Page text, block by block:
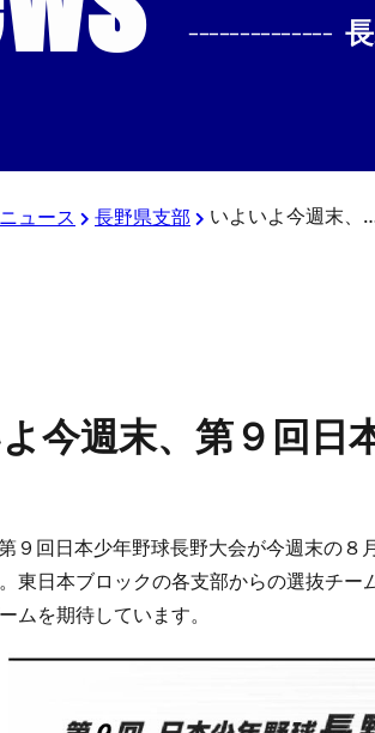
--------------
ュース 長野県支部 いよいよ今週末、第９回日
今週末、第９回日
９回日本少年野球長野大会が今週末の
東日本ブロックの各支部からの選抜チ
ムを期待しています。